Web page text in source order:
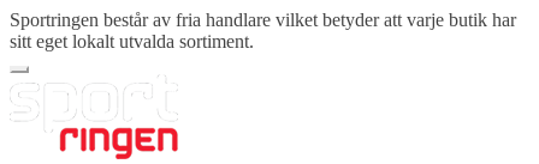
Sportringen består av fria handlare vilket betyder att varje butik har
sitt eget lokalt utvalda sortiment.